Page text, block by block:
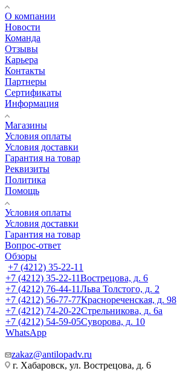
О компании
Новости
Команда
Отзывы
Карьера
Контакты
Партнеры
Сертификаты
Информация
Магазины
Условия оплаты
Условия доставки
Гарантия на товар
Реквизиты
Политика
Помощь
Условия оплаты
Условия доставки
Гарантия на товар
Вопрос-ответ
Обзоры
+7 (4212) 35-22-11
+7 (4212) 35-22-11Вострецова, д. 6
+7 (4212) 76-44-11Льва Толстого, д. 2
+7 (4212) 56-77-77Краснореченская, д. 98
+7 (4212) 74-20-22Стрельникова, д. 6а
+7 (4212) 54-59-05Суворова, д. 10
WhatsApp
zakaz@antilopadv.ru
г. Хабаровск, ул. Вострецова, д. 6